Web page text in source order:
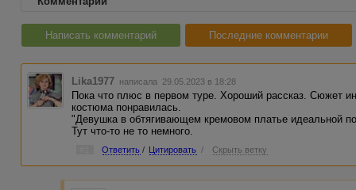
Написать комментарий Последние комментарии
Lika1977 написала 29.05.2023 в 18:28
Пока что плюс в первом туре. Хороший рассказ. Сюжет
костюма понравилась.
"Девушка в обтягивающем кремовом платье идеальной
Тут что-то не то немного.
Ответить / Цитировать / Скрыть ветку